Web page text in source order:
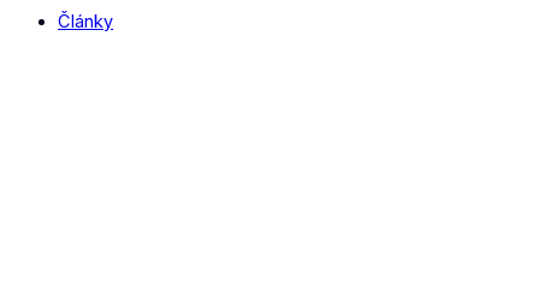
Články